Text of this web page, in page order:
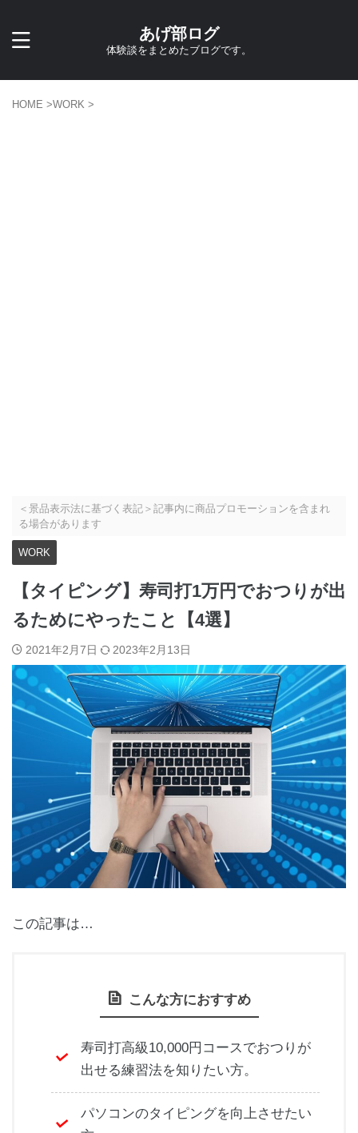
あげ部ログ
体験談をまとめたブログです。
HOME >WORK >
＜景品表示法に基づく表記＞記事内に商品プロモーションを含まれ
る場合があります
WORK
【タイピング】寿司打1万円でおつりが出
るためにやったこと【4選】
2021年2月7日 2023年2月13日
この記事は…
こんな方におすすめ
寿司打高級10,000円コースでおつりが
出せる練習法を知りたい方。
パソコンのタイピングを向上させたい